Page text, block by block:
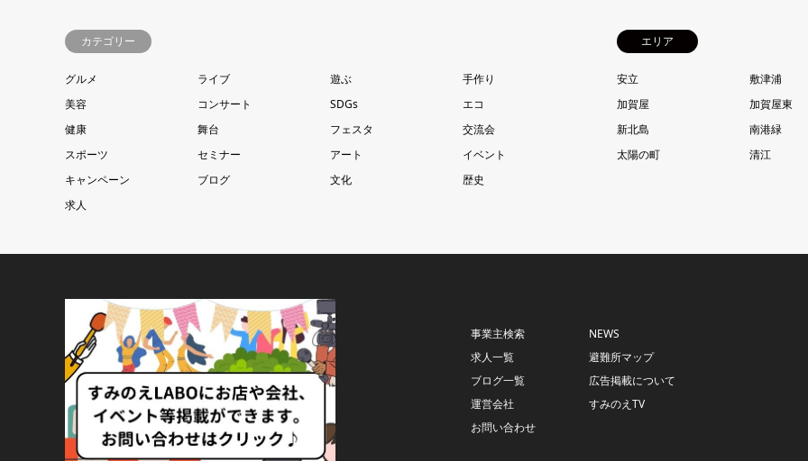
カテゴリー
グルメ ライブ 遊ぶ
手作り
美容
コンサート SDGs
エコ
健康
舞台 フェスタ
交流会
スポーツ
セミナー アート
イベント
キャンペーン
ブログ 文化
歴史
求人
エリア
安立
敷津浦
加賀屋
加賀屋東
新北島
南港緑
太陽の町
清江
事業主検索
NEWS
求人一覧
避難所マップ
ブログ一覧
広告掲載について
運営会社
すみのえTV
お問い合わせ